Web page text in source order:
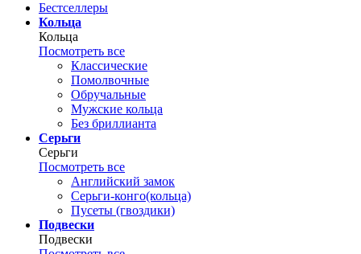
Бестселлеры
Кольца
Кольца
Посмотреть все
Классические
Помолвочные
Обручальные
Мужские кольца
Без бриллианта
Серьги
Серьги
Посмотреть все
Английский замок
Серьги-конго(кольца)
Пусеты (гвоздики)
Подвески
Подвески